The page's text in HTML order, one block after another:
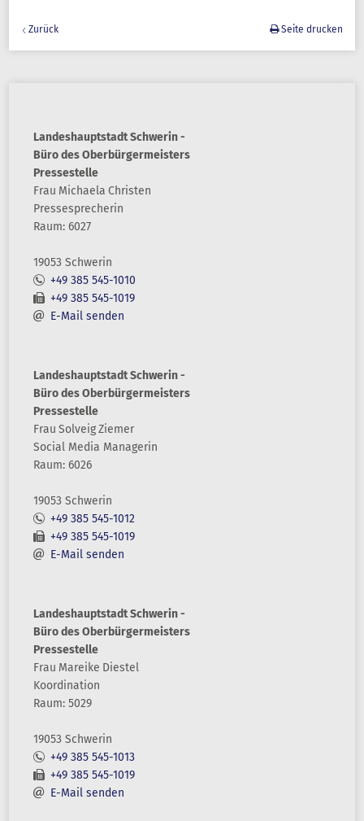
Zurück Seite drucken
Landeshauptstadt Schwerin -
Büro des Oberbürgermeisters
Pressestelle
Frau Michaela Christen
Pressesprecherin
Raum: 6027
19053 Schwerin
+49 385 545-1010
+49 385 545-1019
E-Mail senden
Landeshauptstadt Schwerin -
Büro des Oberbürgermeisters
Pressestelle
Frau SolveigZiemer
Social Media Managerin
Raum: 6026
19053 Schwerin
+49 385 545-1012
+49 385 545-1019
E-Mail senden
Landeshauptstadt Schwerin -
Büro des Oberbürgermeisters
Pressestelle
Frau Mareike Diestel
Koordination
Raum: 5029
19053 Schwerin
+49 385 545-1013
+49 385 545-1019
E-Mail senden